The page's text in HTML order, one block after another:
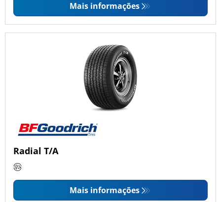
Mais informações
Radial T/A
Mais informações